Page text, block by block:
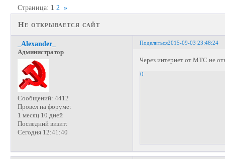
Не открывается сайт
Страница: 1 2 »
Поделиться2015-09-03 23:48:24
_Alexander_
Администратор
Сообщений: 4412
Провел на форуме:
1 месяц 10 дней
Последний визит:
Сегодня 12:41:40
Через интернет от МТС не
0